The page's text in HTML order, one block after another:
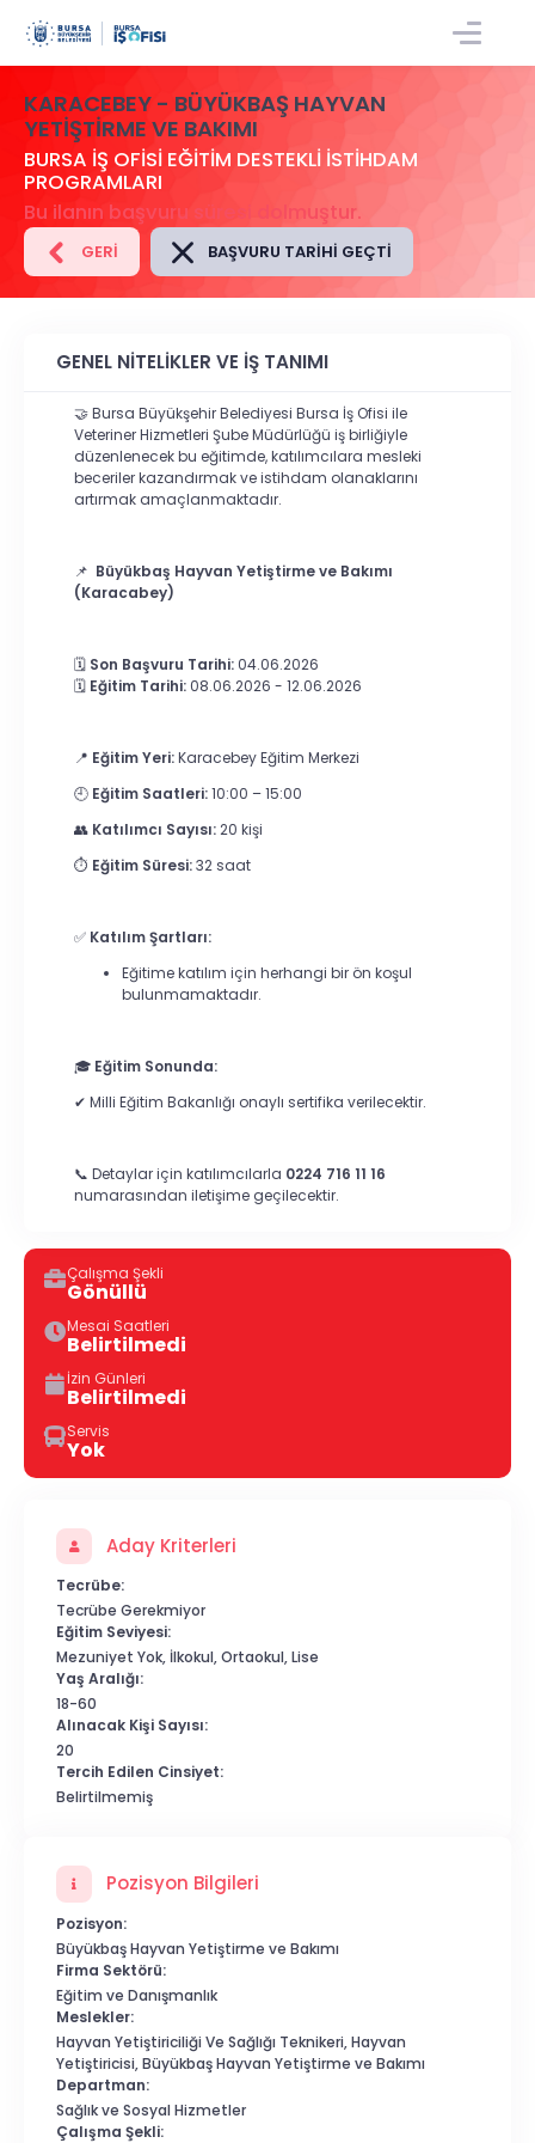
GIRIŞ/KAYIT
KARACEBEY - BÜYÜKBAŞ HAYVAN
YETIŞTIRME VE BAKIMI
BURSA İŞ OFİSİ EĞİTİM DESTEKLİ İSTİHDAM
PROGRAMLARI
Bu ilanın başvuru süresi dolmuştur.
GERI BAŞVURU TARIHI GEÇTI
GENEL NİTELİKLER VE İŞ TANIMI
🤝Bursa Büyükşehir Belediyesi Bursa İş Ofisi ile
Veteriner Hizmetleri ŞubeMüdürlüğü iş birliğiyle
düzenlenecek bu eğitimde, katılımcılara mesleki
beceriler kazandırmakveistihdam olanaklarını
artırmak amaçlanmaktadır.
📌 Büyükbaş Hayvan Yetiştirme ve Bakımı
(Karacabey)
🗓️ Son Başvuru Tarihi: 04.06.2026
🗓️ Eğitim Tarihi: 08.06.2026 - 12.06.2026
📍 Eğitim Yeri:Karacebey Eğitim Merkezi
🕘 Eğitim Saatleri:10:00 – 15:00
👥 Katılımcı Sayısı:20 kişi
⏱️ Eğitim Süresi:32 saat
✅ Katılım Şartları:
Eğitime katılım için herhangi bir ön koşul
bulunmamaktadır.
🎓 Eğitim Sonunda:
✔ Milli Eğitim Bakanlığı onaylı sertifika verilecektir.
📞 Detaylar için katılımcılarla 0224 716 11 16
numarasından iletişime geçilecektir.
Çalışma Şekli
Gönüllü
Mesai Saatleri
Belirtilmedi
İzin Günleri
Belirtilmedi
Servis
Yok
Aday Kriterleri
Tecrübe:
Tecrübe Gerekmiyor
Eğitim Seviyesi:
Mezuniyet Yok, İlkokul, Ortaokul, Lise
Yaş Aralığı:
18-60
Alınacak Kişi Sayısı:
20
Tercih Edilen Cinsiyet:
Belirtilmemiş
Pozisyon Bilgileri
Pozisyon:
Büyükbaş Hayvan Yetiştirme ve Bakımı
Firma Sektörü:
Eğitim ve Danışmanlık
Meslekler:
Hayvan Yetiştiriciliği Ve Sağlığı Teknikeri, Hayvan
Yetiştiricisi, Büyükbaş Hayvan Yetiştirme ve Bakımı
Departman:
Sağlık ve Sosyal Hizmetler
Çalışma Şekli: